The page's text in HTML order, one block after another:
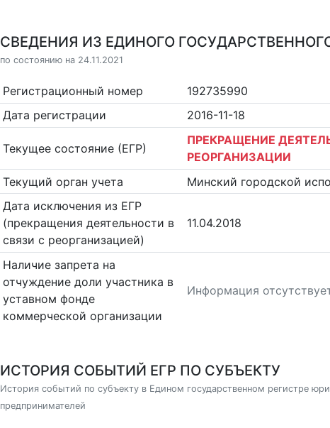
СВЕДЕНИЯ ИЗ ЕДИНОГО
по состоянию на 24.11.2021
Регистрационный номер
192735990
Дата регистрации
2016-11-18
Текущее состояние (ЕГР)
ПРЕКРАЩЕНИЕ
РЕОРГАНИЗАЦИИ
Текущий орган учета
Минский городской
Дата исключения из ЕГР
(прекращения деятельности в
связи с реорганизацией)
11.04.2018
Наличие запрета на
отчуждение доли участника в
уставном фонде
коммерческой организации
Информация
ИСТОРИЯ СОБЫТИЙ ЕГР ПО СУБЪЕКТУ
История событий по субъекту в Едином государственном регистре
предпринимателей